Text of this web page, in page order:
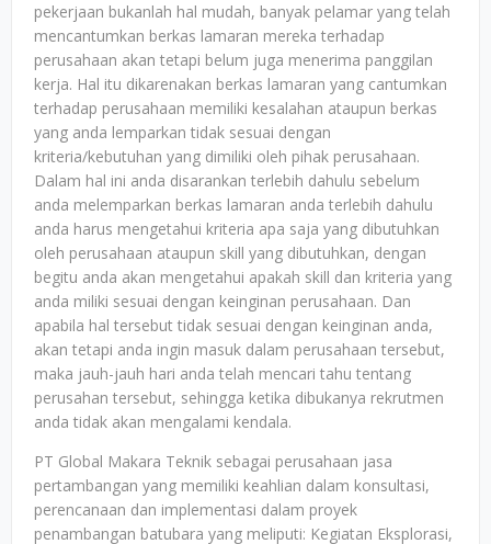
pekerjaan bukanlah hal mudah, banyak pelamar yang telah
mencantumkan berkas lamaran mereka terhadap
perusahaan akan tetapi belum juga menerima panggilan
kerja. Hal itu dikarenakan berkas lamaran yang cantumkan
terhadap perusahaan memiliki kesalahan ataupun berkas
yang anda lemparkan tidak sesuai dengan
kriteria/kebutuhan yang dimiliki oleh pihak perusahaan.
Dalam hal ini anda disarankan terlebih dahulu sebelum
anda melemparkan berkas lamaran anda terlebih dahulu
anda harus mengetahui kriteria apa saja yang dibutuhkan
oleh perusahaan ataupun skill yang dibutuhkan, dengan
begitu anda akan mengetahui apakah skill dan kriteria yang
anda miliki sesuai dengan keinginan perusahaan. Dan
apabila hal tersebut tidak sesuai dengan keinginan anda,
akan tetapi anda ingin masuk dalam perusahaan tersebut,
maka jauh-jauh hari anda telah mencari tahu tentang
perusahan tersebut, sehingga ketika dibukanya rekrutmen
anda tidak akan mengalami kendala.
PT Global Makara Teknik sebagai perusahaan jasa
pertambangan yang memiliki keahlian dalam konsultasi,
perencanaan dan implementasi dalam proyek
penambangan batubara yang meliputi: Kegiatan Eksplorasi,